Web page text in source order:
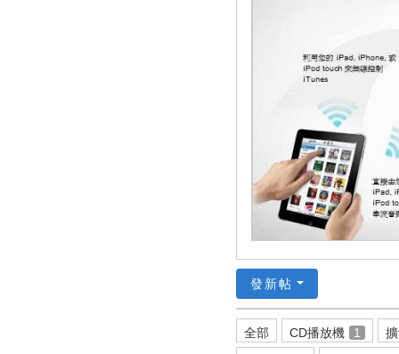
發新帖
全部 CD播放機 1